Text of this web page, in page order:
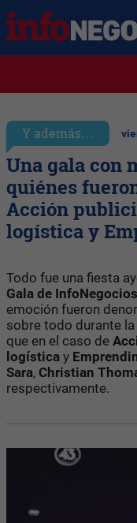
Y además…
Una gala con
quiénes
Acción
logística y
Todo fue una fiesta
Gala de InfoNegocios
emoción fueron
sobre todo durante
que en el caso de
logística y
Sara, Christian
respectivamente.